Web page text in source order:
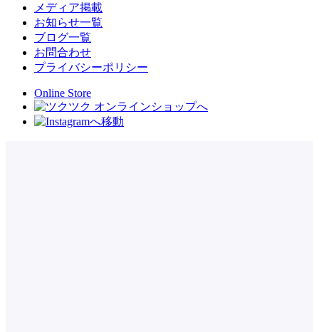
メディア掲載
お知らせ一覧
ブログ一覧
お問合わせ
プライバシーポリシー
Online Store